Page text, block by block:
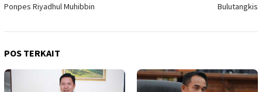
Ponpes Riyadhul Muhibbin
Bulutangkis
POS TERKAIT